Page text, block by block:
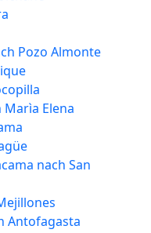
Pozo Almonte
Elena
nach San
Antofagasta